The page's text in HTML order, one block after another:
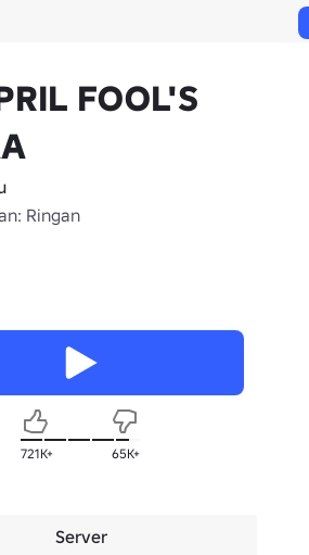
FOOL'S
Ringan
721K+ 65K+
Server